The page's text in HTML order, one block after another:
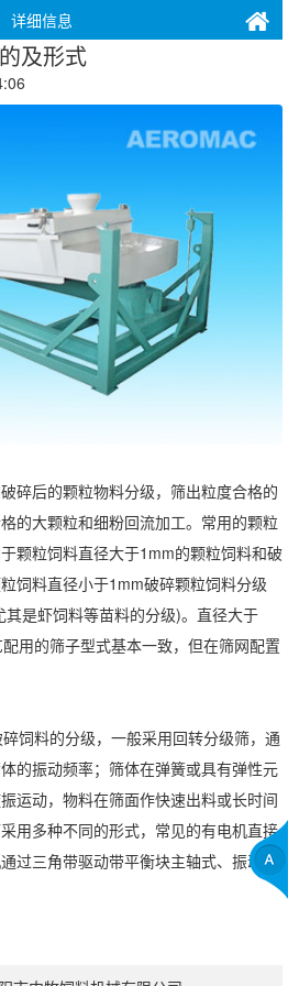
详细信息
及形式
碎后的颗粒物料分级，筛出粒度合格的
的大颗粒和细粉回流加工。常用的颗粒
颗粒饲料直径大于1mm的颗粒饲料和破
饲料直径小于1mm破碎颗粒饲料分级
是虾饲料等苗料的分级)。直径大于
用的筛子型式基本一致，但在筛网配置
饲料的分级，一般采用回转分级筛，通
的振动频率；筛体在弹簧或具有弹性元
运动，物料在筛面作快速出料或长时间
用多种不同的形式，常见的有电机直接
过三角带驱动带平衡块主轴式、振动电